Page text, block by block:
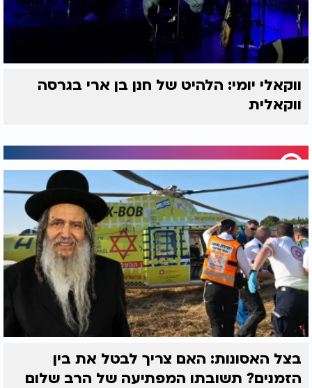
ווקאלי יומי: הלהיט של חנן בן ארי בגרסה
ווקאלית
בצל האסונות: האם צריך לבטל את בין
הזמנים? תשובתו המפתיעה של הרב שלום